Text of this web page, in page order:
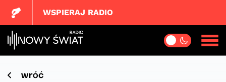
WSPIERAJ RADIO
wróć